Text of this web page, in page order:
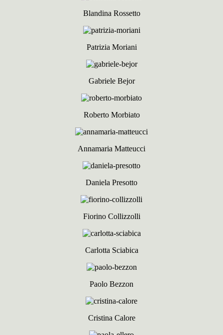
Blandina Rossetto
Patrizia Moriani
Gabriele Bejor
Roberto Morbiato
Annamaria Matteucci
Daniela Presotto
Fiorino Collizzolli
Carlotta Sciabica
Paolo Bezzon
Cristina Calore